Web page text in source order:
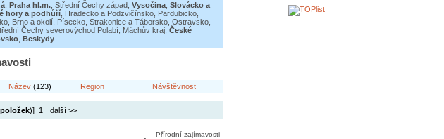
, Praha hl.m., Střední Čechy západ, Vysočina, Slovácko a
hory a podhůří, Hradecko a Podzvičínsko, Pardubicko,
, Brno a okolí, Písecko, Strakonice a Táborsko, Ostravsko,
Čechy severovýchod Polabí, Máchův kraj, České
, Beskydy
Název(123) Region Návštěvnost
)] 1 další >>
Přírodní zajímavosti